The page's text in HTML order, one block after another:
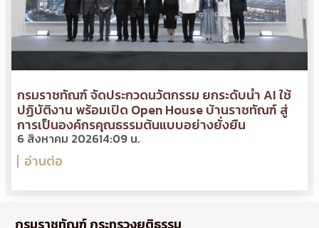
กรมราชทัณฑ์ จัดประกวดนวัตกรรม ยกระดับนำ AI ใช้
ปฏิบัติงาน พร้อมเปิด Open House บ้านราชทัณฑ์ สู่
การเป็นองค์กรคุณธรรมต้นแบบอย่างยั่งยืน
6 สิงหาคม 202614:09 น.
อ่านต่อ